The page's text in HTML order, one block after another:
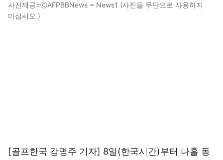
사진제공=ⓒAFPBBNews = News1 (사진을 무단으로 사용하지
마십시오.)
[골프한국 강명주 기자] 8일(한국시간)부터 나흘 동